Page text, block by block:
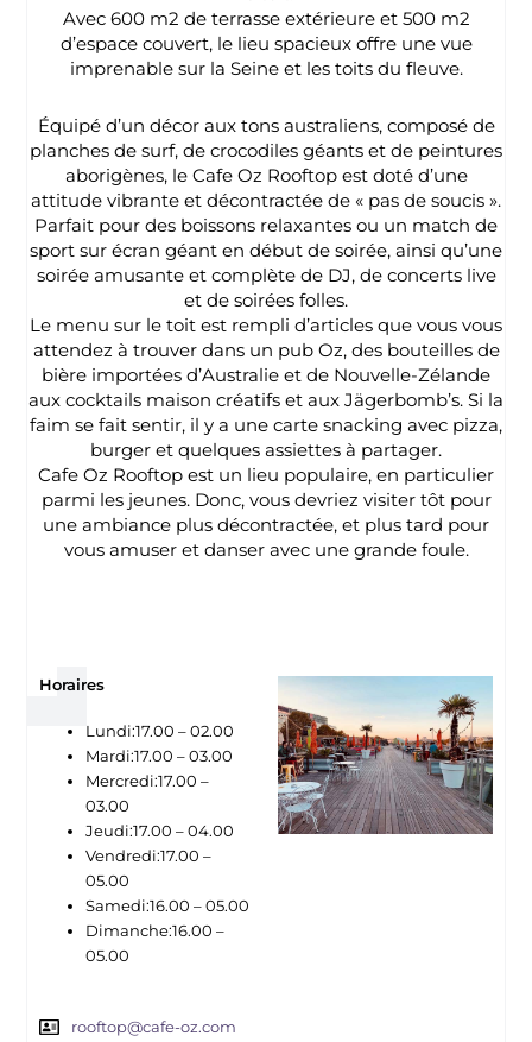
Avec 600 m2 de terrasse extérieure et 500 m2
d’espace couvert, le lieu spacieux offre une vue
imprenable sur la Seine et les toits du fleuve.
Équipé d’un décor aux tons australiens, composé de
planches de surf, de crocodiles géants et de peintures
aborigènes, le Cafe Oz Rooftop est doté d’une
attitude vibrante et décontractée de « pas de soucis ».
Parfait pour des boissons relaxantes ou un match de
sport sur écran géant en début de soirée, ainsi qu’une
soirée amusante et complète de DJ, de concerts live
et de soirées folles.
Le menu sur le toit est rempli d’articles que vous vous
attendez à trouver dans un pub Oz, des bouteilles de
bière importées d’Australie et de Nouvelle-Zélande
aux cocktails maison créatifs et aux Jägerbomb’s. Si la
faim se fait sentir, il y a une carte snacking avec pizza,
burger et quelques assiettes à partager.
Cafe Oz Rooftop est un lieu populaire, en particulier
parmi les jeunes. Donc, vous devriez visiter tôt pour
une ambiance plus décontractée, et plus tard pour
vous amuser et danser avec une grande foule.
Horaires
Lundi:17.00 – 02.00
Mardi:17.00 – 03.00
Mercredi:17.00 –
03.00
Jeudi:17.00 – 04.00
Vendredi:17.00 –
05.00
Samedi:16.00 – 05.00
Dimanche:16.00 –
05.00
rooftop@cafe-oz.com